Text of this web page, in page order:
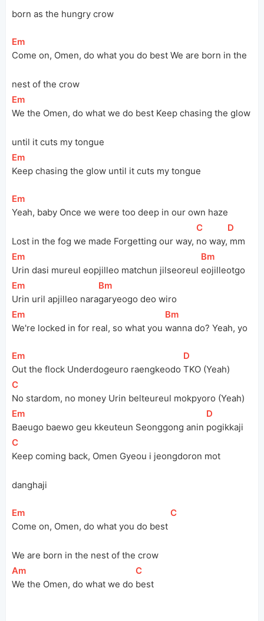
born as the hungry crow
[Em
Come on, Omen, do what you do best We are born in the
nest of the crow
[Em
We the Omen, do what we do best Keep chasing the glow
until it cuts my tongue
[Em
Keep chasing the glow until it cuts my tongue
[Em
Yeah, baby Once we were too deep in our own haze
Lost in the fog we made Forgetting our way,
[
C
no way,
[D
mm
[Em
Urin dasi mureul eopjilleo matchun jilseoreul
[Bm
eojilleotgo
[Em
Urin uril apjilleo nara
[Bm
garyeogo deo wiro
[Em
We're locked in for real, so what you
[Bm
wanna do? Yeah, yo
[Em
Out the flock Underdogeuro raengkeodo
[D
TKO (Yeah)
[
C
No stardom, no money Urin belteureul mokpyoro (Yeah)
[Em
Baeugo baewo geu kkeuteun Seonggong anin
[D
pogikkaji
[
C
Keep coming back, Omen Gyeou i jeongdoron mot
danghaji
[Em
Come on, Omen, do what you do best
[
C
We are born in the nest of the crow
[
Am
We the Omen, do what we do
[
C
best